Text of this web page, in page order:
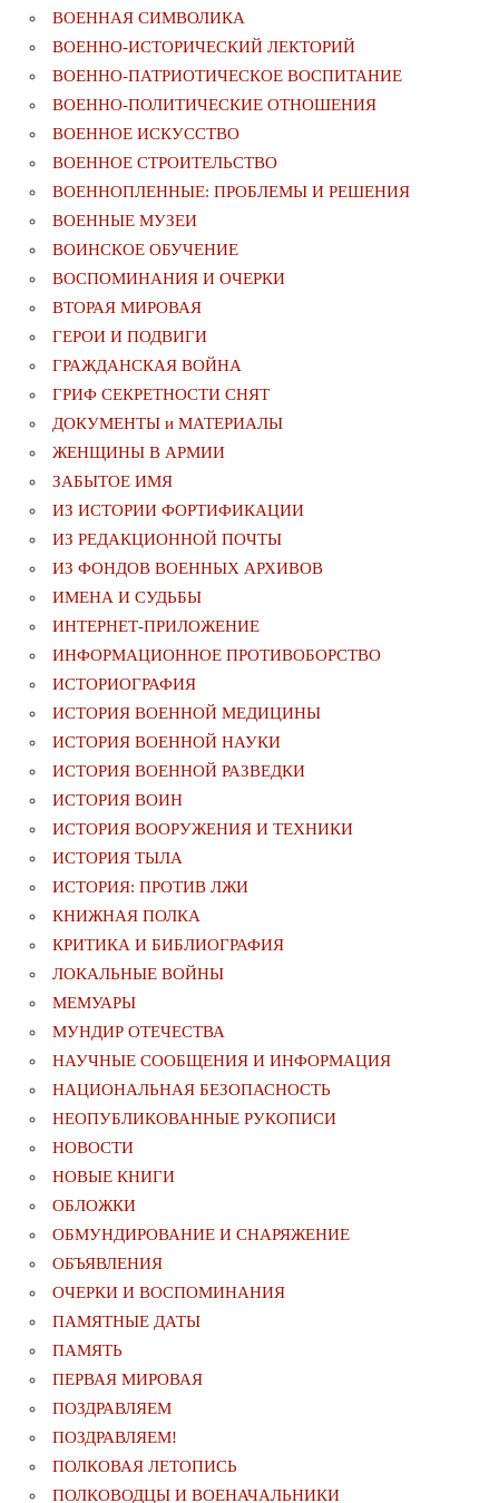
ВОЕННАЯ СИМВОЛИКА
ВОЕННО-ИСТОРИЧЕСКИЙ ЛЕКТОРИЙ
ВОЕННО-ПАТРИОТИЧЕСКОЕ ВОСПИТАНИЕ
ВОЕННО-ПОЛИТИЧЕСКИE ОТНОШЕНИЯ
ВОЕННОЕ ИСКУССТВО
ВОЕННОЕ СТРОИТЕЛЬСТВО
ВОЕННОПЛЕННЫЕ: ПРОБЛЕМЫ И РЕШЕНИЯ
ВОЕННЫЕ МУЗЕИ
ВОИНСКОЕ ОБУЧЕНИЕ
ВОСПОМИНАНИЯ И ОЧЕРКИ
ВТОРАЯ МИРОВАЯ
ГЕРОИ И ПОДВИГИ
ГРАЖДАНСКАЯ ВОЙНА
ГРИФ СЕКРЕТНОСТИ СНЯТ
ДОКУМЕНТЫ и МАТЕРИАЛЫ
ЖЕНЩИНЫ В АРМИИ
ЗАБЫТОЕ ИМЯ
ИЗ ИСТОРИИ ФОРТИФИКАЦИИ
ИЗ РЕДАКЦИОННОЙ ПОЧТЫ
ИЗ ФОНДОВ ВОЕННЫХ АРХИВОВ
ИМЕНА И СУДЬБЫ
ИНТЕРНЕТ-ПРИЛОЖЕНИЕ
ИНФОРМАЦИОННОЕ ПРОТИВОБОРСТВО
ИСТОРИОГРАФИЯ
ИСТОРИЯ ВОЕННОЙ МЕДИЦИНЫ
ИСТОРИЯ ВОЕННОЙ НАУКИ
ИСТОРИЯ ВОЕННОЙ РАЗВЕДКИ
ИСТОРИЯ ВОИН
ИСТОРИЯ ВООРУЖЕНИЯ И ТЕХНИКИ
ИСТОРИЯ ТЫЛА
ИСТОРИЯ: ПРОТИВ ЛЖИ
КНИЖНАЯ ПОЛКА
КРИТИКА И БИБЛИОГРАФИЯ
ЛОКАЛЬНЫЕ ВОЙНЫ
МЕМУАРЫ
МУНДИР ОТЕЧЕСТВА
НАУЧНЫЕ СООБЩЕНИЯ И ИНФОРМАЦИЯ
НАЦИОНАЛЬНАЯ БЕЗОПАСНОСТЬ
НЕОПУБЛИКОВАННЫЕ РУКОПИСИ
НОВОСТИ
НОВЫЕ КНИГИ
ОБЛОЖКИ
ОБМУНДИРОВАНИЕ И СНАРЯЖЕНИЕ
ОБЪЯВЛЕНИЯ
ОЧЕРКИ И ВОСПОМИНАНИЯ
ПАМЯТНЫЕ ДАТЫ
ПАМЯТЬ
ПЕРВАЯ МИРОВАЯ
ПОЗДРАВЛЯЕМ
ПОЗДРАВЛЯЕМ!
ПОЛКОВАЯ ЛЕТОПИСЬ
ПОЛКОВОДЦЫ И ВОЕНАЧАЛЬНИКИ